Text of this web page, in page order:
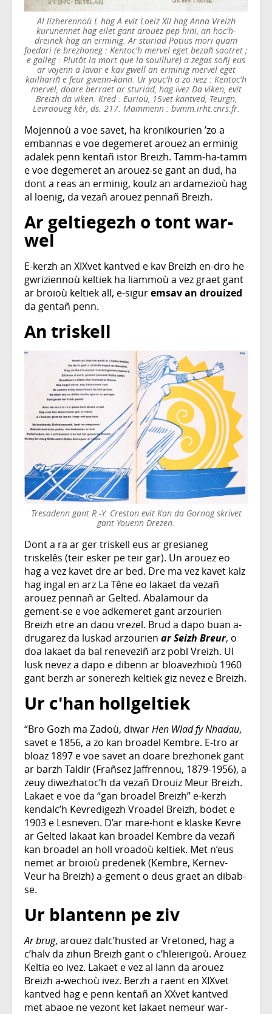
Al lizherennoù L hag A evit Loeiz XII hag Anna Vreizh
kurunennet hag eilet gant arouez pep hini, an hoc'h-
dreinek hag an erminig. Ar sturiad Potius mori quam
foedari (e brezhoneg : Kentoc'h mervel eget bezañ saotret ;
e galleg : Plutôt la mort que la souillure) a zegas soñj eus
ar vojenn a lavar e kav gwell an erminig mervel eget
kailhariñ e feur gwenn-kann. Ur youc'h a zo ivez : Kentoc'h
mervel, doare berraet ar sturiad, hag ivez Da viken, evit
Breizh da viken. Kred : Eurioù, 15vet kantved, Teurgn,
Levraoueg kêr, ds. 217. Mammenn : bvmm.irht.cnrs.fr.
Mojennoù a voe savet, ha kronikourien ’zo a
embannas e voe degemeret arouez an erminig
adalek penn kentañ istor Breizh. Tamm-ha-tamm
e voe degemeret an arouez-se gant an dud, ha
dont a reas an erminig, koulz an ardamezioù hag
al loenig, da vezañ arouez pennañ Breizh.
Ar geltiegezh o tont war-
wel
E-kerzh an XIXvet kantved e kav Breizh en-dro he
gwriziennoù keltiek ha liammoù a vez graet gant
ar broioù keltiek all, e-siguremsav an drouized
da gentañ penn.
An triskell
Tresadenn gant R.-Y. Creston evit Kan da Gornog skrivet
gant Youenn Drezen.
Dont a ra ar ger triskell eus ar gresianeg
triskelês (teir esker pe teir gar). Un arouez eo
hag a vez kavet dre ar bed. Dre ma vez kavet kalz
hag ingal en arz La Têne eo lakaet da vezañ
arouez pennañ ar Gelted. Abalamour da
gement-se e voe adkemeret gant arzourien
Breizh etre an daou vrezel. Brud a dapo buan a-
drugarez da luskad arzourien ar Seizh Breur, o
doa lakaet da bal reneveziñ arz pobl Vreizh. Ul
lusk nevez a dapo e dibenn ar bloavezhioù 1960
gant berzh ar sonerezh keltiek giz nevez e Breizh.
Ur c'han hollgeltiek
“Bro Gozh ma Zadoù, diwarHen Wlad fy Nhadau,
savet e 1856, a zo kan broadel Kembre. E-tro ar
bloaz 1897 e voe savet an doare brezhonek gant
ar barzh Taldir (Frañsez Jaffrennou, 1879-1956), a
zeuy diwezhatoc’h da vezañ Drouiz Meur Breizh.
Lakaet e voe da “gan broadel Breizh” e-kerzh
kendalc’h Kevredigezh Vroadel Breizh, bodet e
1903 e Lesneven. D’ar mare-hont e klaske Kevre
ar Gelted lakaat kan broadel Kembre da vezañ
kan broadel an holl vroadoù keltiek. Met n’eus
nemet ar broioù predenek (Kembre, Kernev-
Veur ha Breizh) a-gement o deus graet an dibab-
se.
Ur blantenn pe ziv
Ar brug, arouez dalc’husted ar Vretoned, hag a
c’halv da zihun Breizh gant o c’hleierigoù. Arouez
Keltia eo ivez. Lakaet e vez al lann da arouez
Breizh a-wechoù ivez. Berzh a raent en XIXvet
kantved hag e penn kentañ an XXvet kantved
met abaoe ne vezont ket lakaet nemeur war-